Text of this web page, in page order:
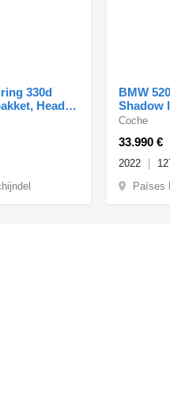
330d
Head-
BMW
Shadow
Laser
33.990 €
Coche
2022
Países